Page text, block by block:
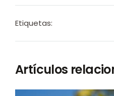
Etiquetas:
Artículos